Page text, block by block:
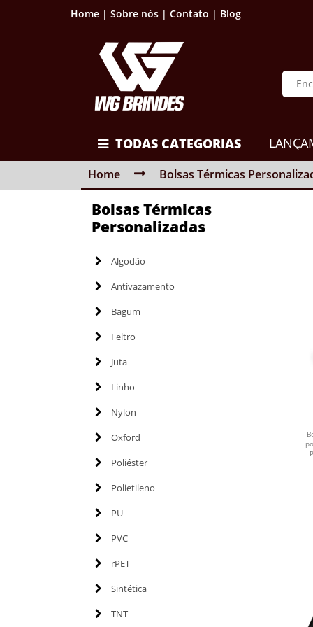
Home | Sobre nós | Contato | Blog
TODAS CATEGORIAS
Home Bolsas Térmicas
Bolsas Térmicas
Personalizadas
Algodão
Antivazamento
Bagum
Feltro
Juta
Linho
Nylon
Oxford
Poliéster
Polietileno
PU
PVC
rPET
Sintética
TNT